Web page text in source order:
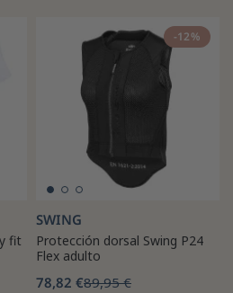
fit
-12%
SWING
Protección dorsal Swing P24
Flex adulto
78,82 €89,95 €